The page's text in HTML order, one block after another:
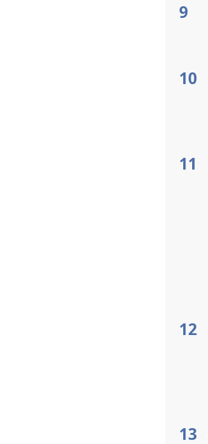
9
10
11
12
13